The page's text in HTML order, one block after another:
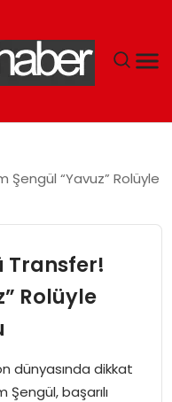
Şengül “Yavuz” Rolüyle
Transfer!
Rolüyle
dünyasında dikkat
başarılı